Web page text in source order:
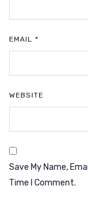
EMAIL *
WEBSITE
Save My Name,
Time I Comment.